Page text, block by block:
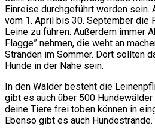
Einreise durchgeführt worden sein.
vom 1. April bis 30. September die
Leine zu führen. Außerdem immer
Flagge” nehmen, die weht an
Stränden im Sommer. Dort sollten
Hunde in der Nähe sein.
In den Wälder besteht die
gibt es auch über 500 Hundewälder
deine Tiere frei toben können in
Ebenso gibt es auch Hundestrände.